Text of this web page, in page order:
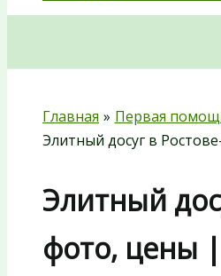
Главная
Первая
Элитный досуг в
Элитный
фото, цены